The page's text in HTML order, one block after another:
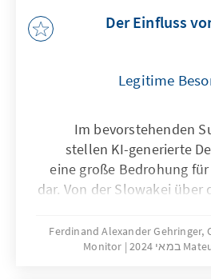
Der Einfluss
Legitime
Im bevorstehenden
stellen KI-generierte
eine große Bedrohung
dar. Von der Slowakei über
oder Videodateien die
Fiktion und Realität
Ferdinand Alexander Gehringer,
Monitor